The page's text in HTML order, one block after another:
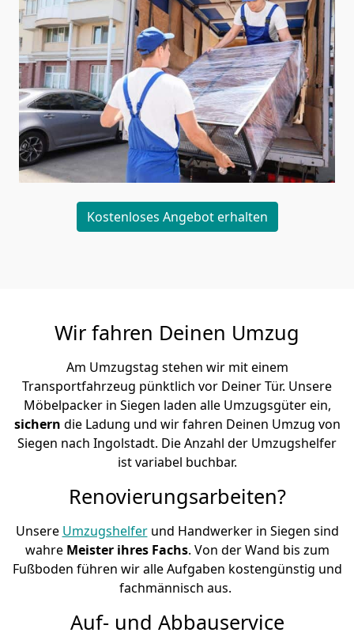
Kostenloses Angebot erhalten
Wir fahren Deinen Umzug
Am Umzugstag stehen wir mit einem
Transportfahrzeug pünktlich vor Deiner Tür. Unsere
Möbelpacker in Siegen laden alle Umzugsgüter ein,
sichern die Ladung und wir fahren Deinen Umzug von
Siegen nach Ingolstadt. Die Anzahl der Umzugshelfer
ist variabel buchbar.
Renovierungsarbeiten?
Unsere Umzugshelferund Handwerker in Siegen sind
wahre Meister ihres Fachs. Von der Wand bis zum
Fußboden führen wir alle Aufgaben kostengünstig und
fachmännisch aus.
Auf- und Abbauservice